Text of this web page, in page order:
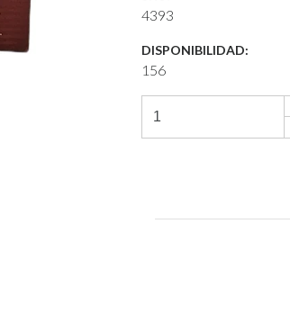
4393
DISPONIBILIDAD:
156